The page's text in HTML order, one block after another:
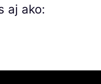
aj ako: